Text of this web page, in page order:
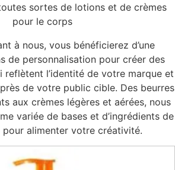
sortes de lotions et de crèmes
pour le corps
à nous, vous bénéficierez d’une
de personnalisation pour créer des
reflètent l’identité de votre marque et
de votre public cible. Des beurres
aux crèmes légères et aérées, nous
variée de bases et d’ingrédients de
pour alimenter votre créativité.